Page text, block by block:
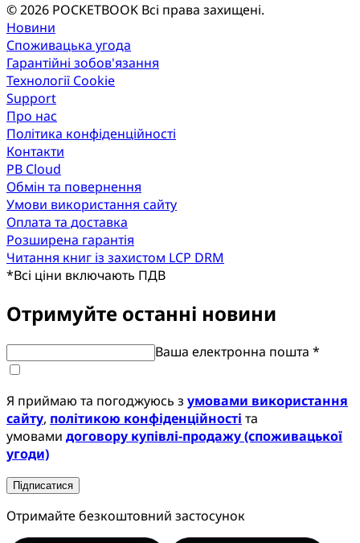
© 2026 POCKETBOOK Всі права захищені.
Новини
Споживацька угода
Гарантійні зобов'язання
Технології Cookie
Support
Про нас
Політика конфіденційності
Контакти
PB Cloud
Обмін та повернення
Умови використання сайту
Оплата та доставка
Розширена гарантія
Читання книг із захистом LCP DRM
*Всі ціни включають ПДВ
Отримуйте останні новини
Ваша електронна пошта *
Я приймаю та погоджуюсь з умовами використання
сайту, політикою конфіденційності та
умовами договору купівлі-продажу (споживацької
угоди)
Підписатися
Отримайте безкоштовний застосунок